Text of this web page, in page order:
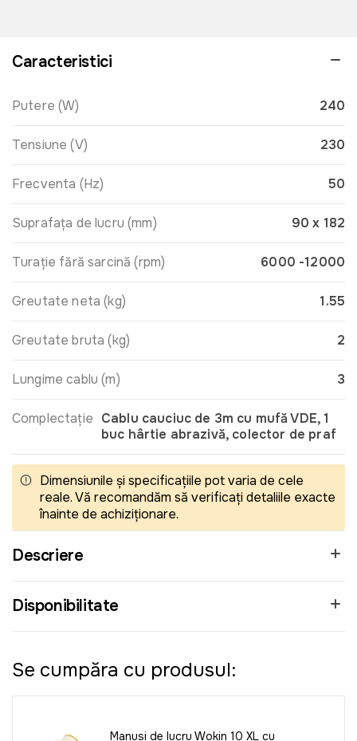
Caracteristici
Putere (W) 240
Tensiune (V) 230
Frecventa (Hz) 50
Suprafața de lucru (mm) 90 x 182
Turație fără sarcină (rpm) 6000 -12000
Greutate neta (kg) 1.55
Greutate bruta (kg) 2
Lungime cablu (m) 3
Complectație Cablu cauciuc de 3m cu mufă VDE, 1
buc hârtie abrazivă, colector de praf
Dimensiunile și specificațiile pot varia de cele
reale. Vă recomandăm să verificați detaliile exacte
înainte de achiziționare.
Descriere
Disponibilitate
Se cumpăra cu produsul:
Manusi de lucru Wokin 10 XL cu